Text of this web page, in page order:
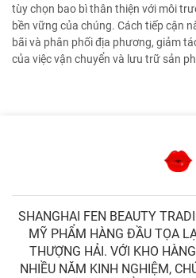
tùy chọn bao bì thân thiện với môi
bền vững của chúng. Cách tiếp cận
bãi và phân phối địa phương, giảm
của việc vận chuyển và lưu trữ sản
SHANGHAI FEN BEAUTY
MỸ PHẨM HÀNG ĐẦU TỌA
THƯỢNG HẢI. VỚI KHO
NHIỀU NĂM KINH NGHIỆM,